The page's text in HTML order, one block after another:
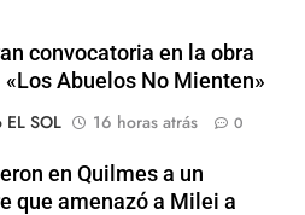
convocatoria en la obra
Abuelos No Mienten»
SOL
16 horas atrás 0
en Quilmes a un
que amenazó a Milei a